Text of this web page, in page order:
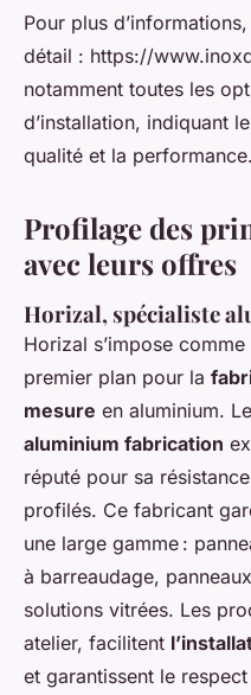
Pour plus
détail : https://
notamment toutes les
d’installation, indiquant
qualité et la performance.
Profilage des
avec leurs offres
Horizal, spécialiste
Horizal s’impose
premier plan pour la
mesure en aluminium.
aluminium fabrication
réputé pour sa
profilés. Ce fabricant
une large gamme :
à barreaudage,
solutions vitrées. Les
atelier, facilitent
et garantissent le